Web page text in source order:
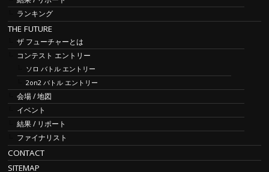
ランキング
THE FUTURE
ザ フューチャーとは
コンテスト エントリー
ソロ バトル エントリー
2on2 バトル エントリー
会場 / 地図
イベント
結果 / リポート
ファイナリスト
CONTACT
SITEMAP